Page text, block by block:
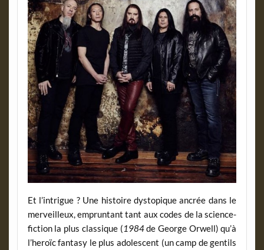
Et l’intrigue ? Une histoire dystopique ancrée dans le
merveilleux, empruntant tant aux codes de la science-
fiction la plus classique (1984de George Orwell) qu’à
l’heroïc fantasy le plus adolescent (un camp de gentils